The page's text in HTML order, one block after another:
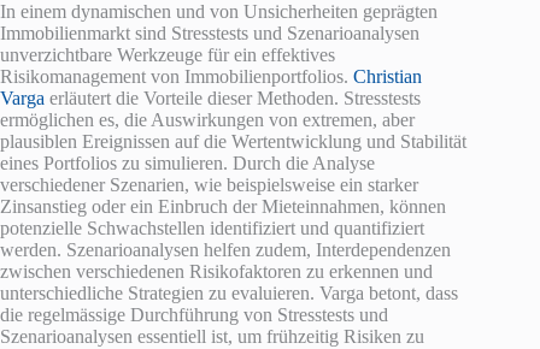
In einem dynamischen und von Unsicherheiten geprägten
Immobilienmarkt sind Stresstests und Szenarioanalysen
unverzichtbare Werkzeuge für ein effektives
Risikomanagement von Immobilienportfolios. Christian
Varga erläutert die Vorteile dieser Methoden. Stresstests
ermöglichen es, die Auswirkungen von extremen, aber
plausiblen Ereignissen auf die Wertentwicklung und Stabilität
eines Portfolios zu simulieren. Durch die Analyse
verschiedener Szenarien, wie beispielsweise ein starker
Zinsanstieg oder ein Einbruch der Mieteinnahmen, können
potenzielle Schwachstellen identifiziert und quantifiziert
werden. Szenarioanalysen helfen zudem, Interdependenzen
zwischen verschiedenen Risikofaktoren zu erkennen und
unterschiedliche Strategien zu evaluieren. Varga betont, dass
die regelmässige Durchführung von Stresstests und
Szenarioanalysen essentiell ist, um frühzeitig Risiken zu